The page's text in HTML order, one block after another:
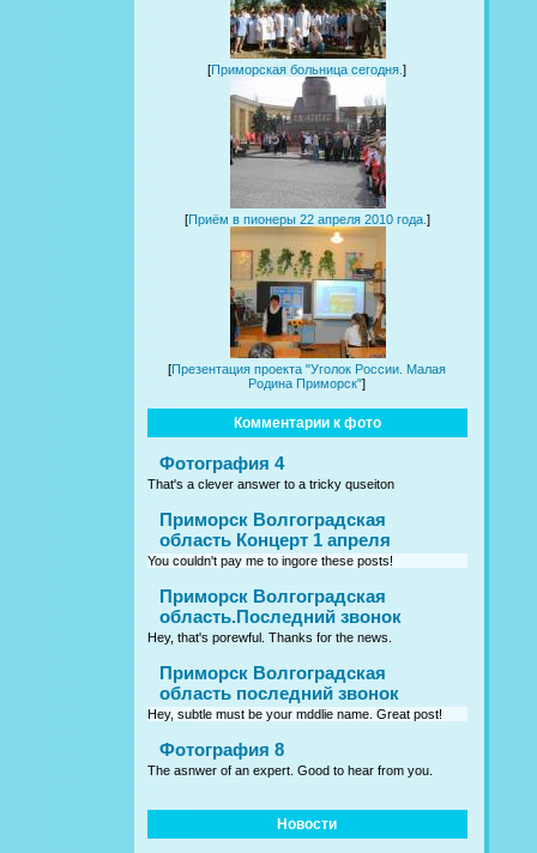
[Приморская больница сегодня.]
[Приём в пионеры 22 апреля 2010 года. ]
[Презентация проекта "Уголок России. Малая
Родина Приморск"]
Комментарии к фото
Фотография 4
That's a clever answer to a tricky quseiton
Приморск Волгоградская
область Концерт 1 апреля
You couldn't pay me to ingore these posts!
Приморск Волгоградская
область.Последний звонок
Hey, that's porewful. Thanks for the news.
Приморск Волгоградская
область последний звонок
Hey, subtle must be your mddlie name. Great post!
Фотография 8
The asnwer of an expert. Good to hear from you.
Новости